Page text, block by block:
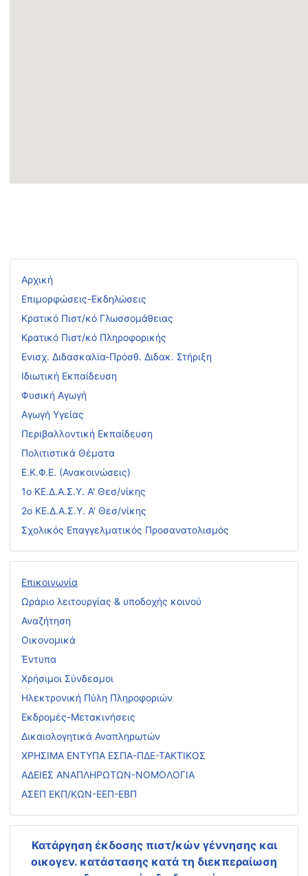
Αρχική
Επιμορφώσεις-Εκδηλώσεις
Κρατικό Πιστ/κό Γλωσσομάθειας
Κρατικό Πιστ/κό Πληροφορικής
Ενισχ. Διδασκαλία-Πρόσθ. Διδακ. Στήριξη
Ιδιωτική Εκπαίδευση
Φυσική Αγωγή
Αγωγή Υγείας
Περιβαλλοντική Εκπαίδευση
Πολιτιστικά Θέματα
Ε.Κ.Φ.Ε. (Ανακοινώσεις)
1ο ΚΕ.Δ.Α.Σ.Υ. Α' Θεσ/νίκης
2ο ΚΕ.Δ.Α.Σ.Υ. Α' Θεσ/νίκης
Σχολικός Επαγγελματικός Προσανατολισμός
Επικοινωνία
Ωράριο λειτουργίας & υποδοχής κοινού
Αναζήτηση
Οικονομικά
Έντυπα
Χρήσιμοι Σύνδεσμοι
Ηλεκτρονική Πύλη Πληροφοριών
Εκδρομές-Μετακινήσεις
Δικαιολογητικά Αναπληρωτών
ΧΡΗΣΙΜΑ ΕΝΤΥΠΑ ΕΣΠΑ-ΠΔΕ-ΤΑΚΤΙΚΟΣ
ΑΔΕΙΕΣ ΑΝΑΠΛΗΡΩΤΩΝ-ΝΟΜΟΛΟΓΙΑ
ΑΣΕΠ ΕΚΠ/ΚΩΝ-ΕΕΠ-ΕΒΠ
Κατάργηση έκδοσης πιστ/κών γέννησης και
οικογεν. κατάστασης κατά τη διεκπεραίωση